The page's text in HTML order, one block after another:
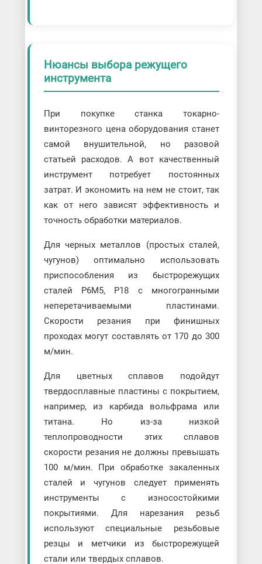
Нюансы выбора режущего
инструмента
При покупке станка токарно-
винторезного цена оборудования станет
самой внушительной, но разовой
статьей расходов. А вот качественный
инструмент потребует постоянных
затрат. И экономить на нем не стоит, так
как от него зависят эффективность и
точность обработки материалов.
Для черных металлов (простых сталей,
чугунов) оптимально использовать
приспособления из быстрорежущих
сталей Р6М5, Р18 с многогранными
неперетачиваемыми пластинами.
Скорости резания при финишных
проходах могут составлять от 170 до 300
м/мин.
Для цветных сплавов подойдут
твердосплавные пластины с покрытием,
например, из карбида вольфрама или
титана. Но из-за низкой
теплопроводности этих сплавов
скорости резания не должны превышать
100 м/мин. При обработке закаленных
сталей и чугунов следует применять
инструменты с износостойкими
покрытиями. Для нарезания резьб
используют специальные резьбовые
резцы и метчики из быстрорежущей
стали или твердых сплавов.